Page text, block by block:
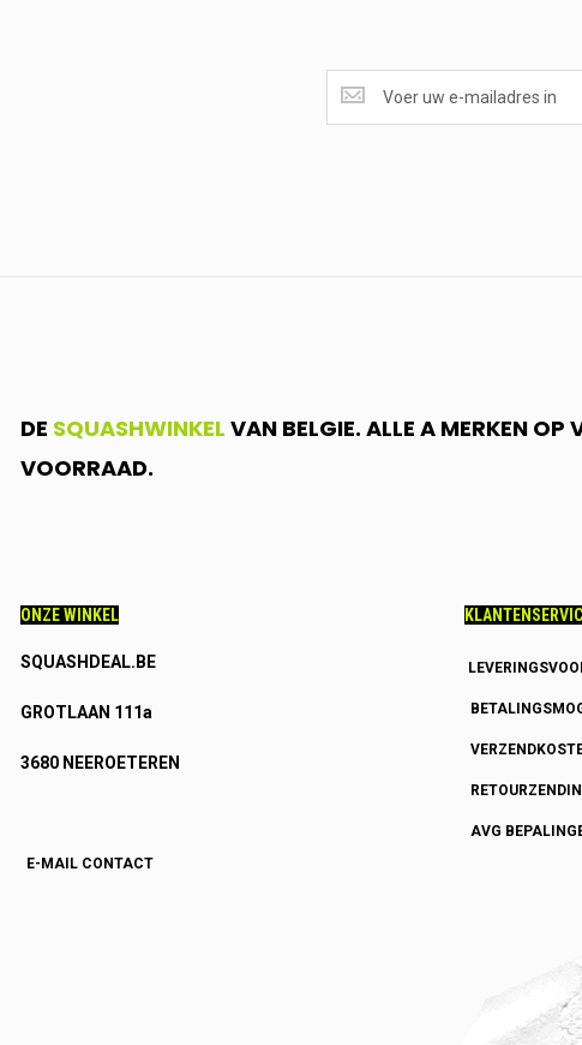
ONTVANGEN?
<br>SCHRIJF
DE SQUASHWINKEL VAN BELGIE. ALLE A MERKEN
VOORRAAD.
ONZE WINKEL
SQUASHDEAL.BE
GROTLAAN 111a
3680 NEEROETEREN
E-MAIL CONTACT
AVG